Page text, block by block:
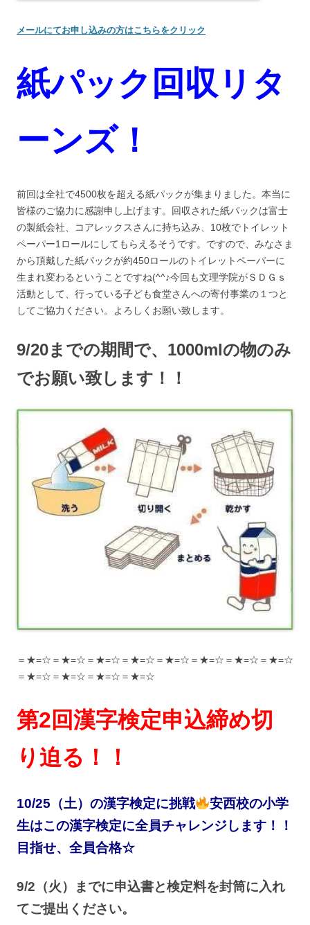
メールにてお申し込みの方はこちらをクリック
紙パック回収リタ
ーンズ！
前回は全社で4500枚を超える紙パックが集まりました。本当に
皆様のご協力に感謝申し上げます。回収された紙パックは富士
の製紙会社、コアレックスさんに持ち込み、10枚でトイレット
ペーパー1ロールにしてもらえるそうです。ですので、みなさま
から頂戴した紙パックが約450ロールのトイレットペーパーに
生まれ変わるということですね(^^♪今回も文理学院がＳＤＧｓ
活動として、行っている子ども食堂さんへの寄付事業の１つと
してご協力ください。よろしくお願い致します。
9/20までの期間で、1000mlの物のみ
でお願い致します！！
＝★=☆＝★=☆＝★=☆＝★=☆＝★=☆＝★=☆＝★=☆＝★=☆
＝★=☆＝★=☆＝★=☆＝★=☆
第2回漢字検定申込締め切
り迫る！！
10/25（土）の漢字検定に挑戦
安西校の小学
生はこの漢字検定に全員チャレンジします！！
目指せ、全員合格☆
9/2（火）までに申込書と検定料を封筒に入れ
てご提出ください。